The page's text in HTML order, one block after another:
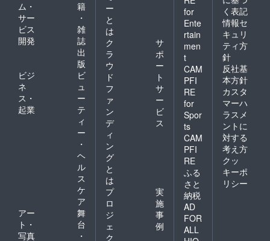
ム・
サー
ビス
開発
籍
・
雑
誌
出
版
ビジ
ネ
ス・
起業
ビ
ュ
ー
テ
ィ
ー
・
ヘ
ル
ス
ケ
ア
アー
ト・
写真
舞
台
・
ー
と
は
ク
ラ
ウ
ド
フ
ァ
ン
デ
ィ
ン
グ
と
は
サ
ポ
ー
ト
サ
ー
ビ
ス
プ
ロ
ジ
ェ
ク
実
施
事
例
for
Ente
rtain
men
t
CAM
PFI
RE
for
Spor
ts
CAM
PFI
RE
ふる
さと
納税
AD
FOR
ALL
く表記
情報セ
キュリ
ティ方
針
反社基
本方針
カスタ
マーハ
ラスメ
ントに
対する
考え方
クッ
キーポ
リシー